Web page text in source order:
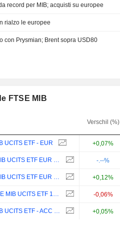
record per MIB; acquisti su europee
rialzo le europee
con Prysmian; Brent sopra USD80
FTSE MIB
Verschil (%)
UCITS ETF - EUR +0,07%
-.--%
+0,12%
-0,06%
+0,05%